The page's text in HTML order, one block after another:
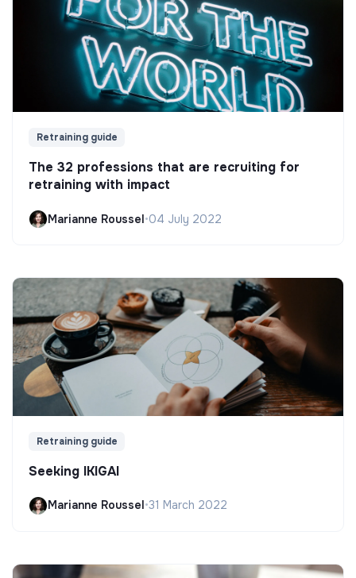
Retraining guide
The 32 professions that are recruiting for
retraining with impact
Marianne Roussel•04 July 2022
Retraining guide
Seeking IKIGAI
Marianne Roussel •31 March 2022